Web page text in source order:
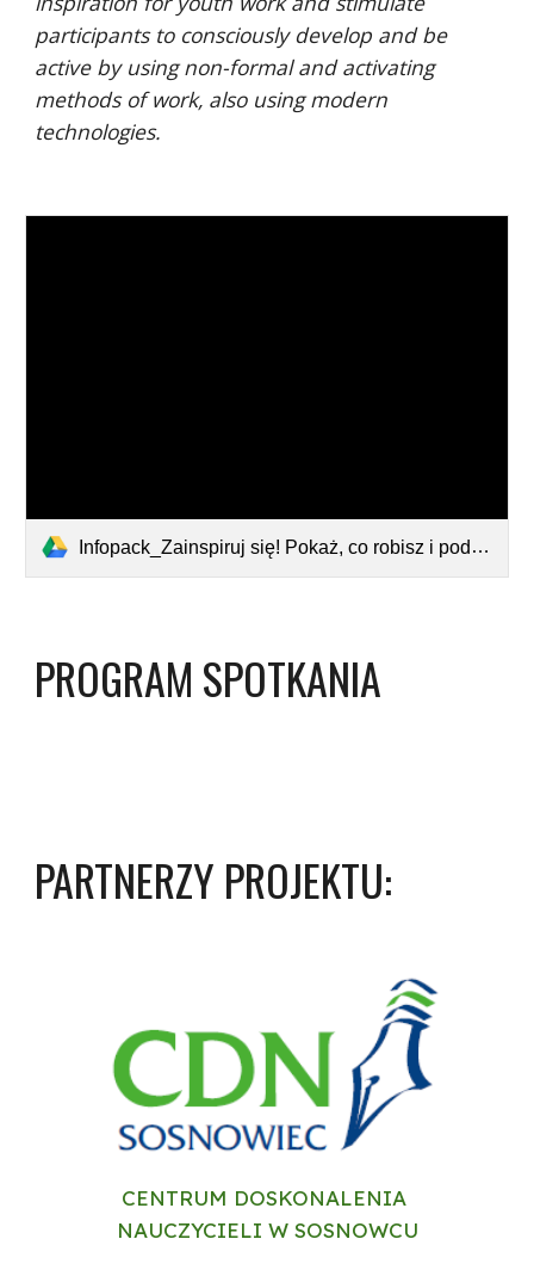
participants to consciously develop and be
active by using non-formal and activating
methods of work, also using modern
technologies.
Infopack_Zainspiruj się! Pokaż, co robisz i podziel się dobrymi praktykami!.pdf
PROGRAM SPOTKANIA
PARTNERZY PROJEKTU:
CENTRUM DOSKONALENIA
NAUCZYCIELI W SOSNOWCU